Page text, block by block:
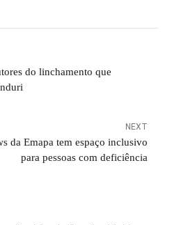
do linchamento que
NEXT
da Emapa tem espaço inclusivo
para pessoas com deficiência